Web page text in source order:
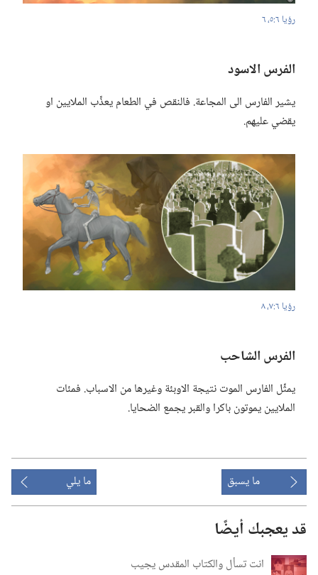
رؤيا ٦:‏٥،‏ ٦
الفرس الاسود
يشير الفارس الى المجاعة.‏ فالنقص في الطعام يعذِّب الملايين او
يقضي عليهم.‏
رؤيا ٦:‏٧،‏ ٨
الفرس الشاحب
يمثِّل الفارس الموت نتيجة الاوبئة وغيرها من الاسباب.‏ فمئات
الملايين يموتون باكرا والقبر يجمع الضحايا.‏
ما يسبق ما يلي
قد يعجبك أيضًا
انت تسأل والكتاب المقدس يجيب